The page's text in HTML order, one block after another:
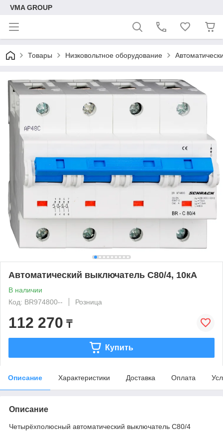
VMA GROUP
Товары Низковольтное оборудование
Автоматический выключатель C80/4, 10кА
В наличии
Код: BR974800--
Розница
112 270 ₸
Купить
Описание Характеристики Доставка Оплата
Описание
Четырёхполюсный автоматический выключатель C80/4